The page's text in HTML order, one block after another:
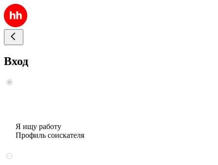
Вход
Я ищу работу
Профиль соискателя